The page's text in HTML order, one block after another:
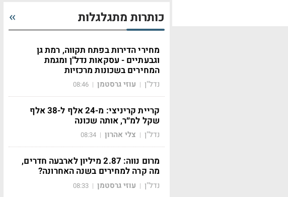
כותרות מתגלגלות
מחירי הדירות בפתח תקווה, רמת גן
וגבעתיים - עסקאות נדל"ן ומגמת
המחירים בשכונות מרכזיות
נדל"ן | עוזי גרסטמן |
08:46
קריית קריניצי: מ-24 אלף ל-38 אלף
שקל למ״ר, אותה שכונה
נדל"ן | צלי אהרון |
08:34
מרום נווה: 2.87 מיליון לארבעה חדרים,
מה קרה למחירים בשנה האחרונה?
נדל"ן | עוזי גרסטמן |
08:33